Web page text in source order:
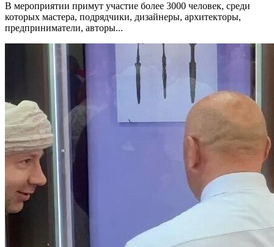
В мероприятии примут участие более 3000 человек, среди
которых мастера, подрядчики, дизайнеры, архитекторы,
предприниматели, авторы...